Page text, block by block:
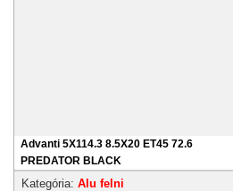
Advanti 5X114.3 8.5X20 ET45 72.6
PREDATOR BLACK
Kategória: Alu felni